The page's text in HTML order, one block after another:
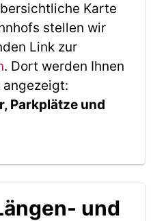
Karte
stellen wir
Link zur
. Dort werden Ihnen
Parkplätze und
und